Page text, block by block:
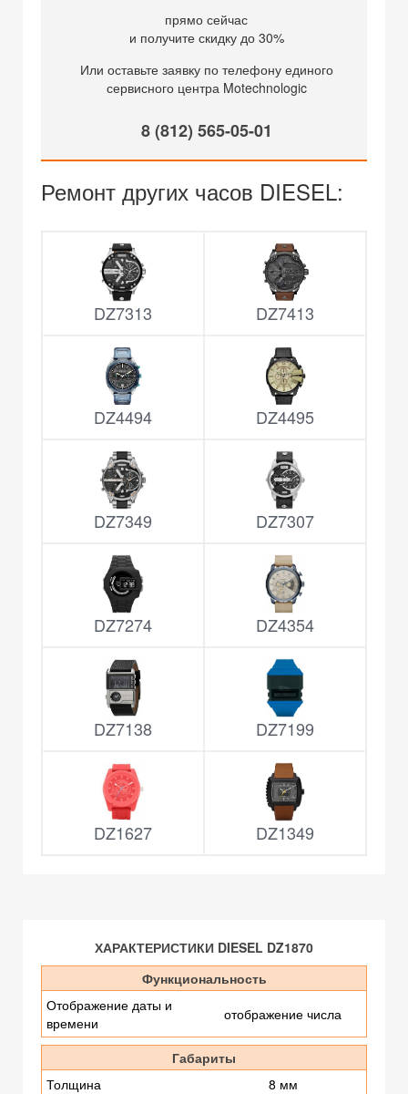
прямо сейчас
и получите скидку до 30%
Или оставьте заявку по телефону единого
сервисного центра Motechnologic
8 (812) 565-05-01
Ремонт других часов DIESEL:
DZ7313 DZ7413
DZ4494 DZ4495
DZ7349 DZ7307
DZ7274 DZ4354
DZ7138 DZ7199
DZ1627 DZ1349
ХАРАКТЕРИСТИКИ DIESEL DZ1870
Функциональность
Отображение даты и
времени
отображение числа
Габариты
Толщина
8 мм